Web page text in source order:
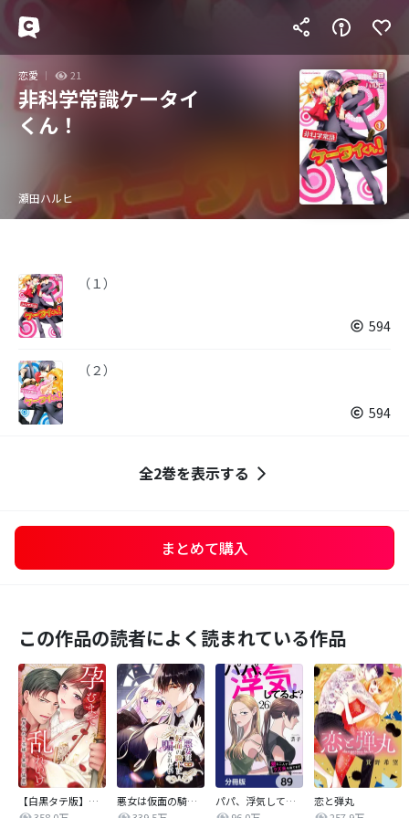
恋愛 21
非科学常識ケータイ
くん！
瀬田ハルヒ
（１）
594
（２）
594
全2巻を表示する
まとめて購入
この作品の読者によく読まれている作品
【白黒タテ版】孕むまで乱れいけ～身代わり花嫁と軍服の猛愛
悪女は仮面の騎士に騙されない
パパ、浮気してるよ？娘と二人でクズ夫を捨てます【分冊版】
恋と弾丸